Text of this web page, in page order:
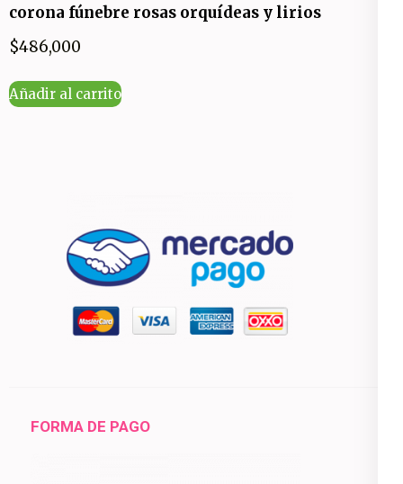
corona fúnebre rosas orquídeas y lirios
$486,000
Añadir al carrito
FORMA DE PAGO